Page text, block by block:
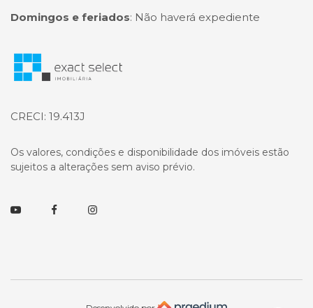
Domingos e feriados: Não haverá expediente
Página inicial
CRECI: 19.413J
Os valores, condições e disponibilidade dos imóveis estão
sujeitos a alterações sem aviso prévio.
YoutubeFacebookInstagram